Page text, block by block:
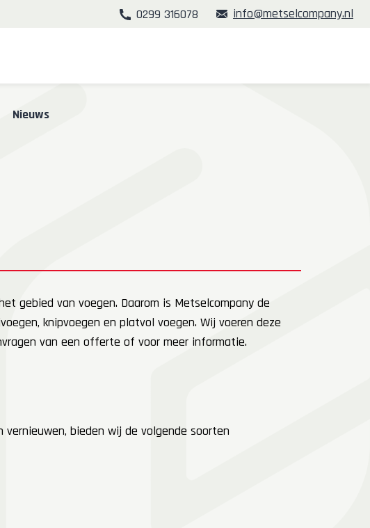
0299 316078 info@metselcompany.nl
Nieuws
gebied van voegen. Daarom is Metselcompany de
knipvoegen en platvol voegen. Wij voeren deze
van een offerte of voor meer informatie.
bieden wij de volgende soorten